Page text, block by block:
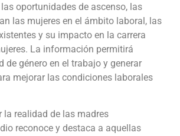
oportunidades de ascenso, las
las mujeres en el ámbito laboral, las
y su impacto en la carrera
La información permitirá
de género en el trabajo y generar
mejorar las condiciones laborales
la realidad de las madres
reconoce y destaca a aquellas